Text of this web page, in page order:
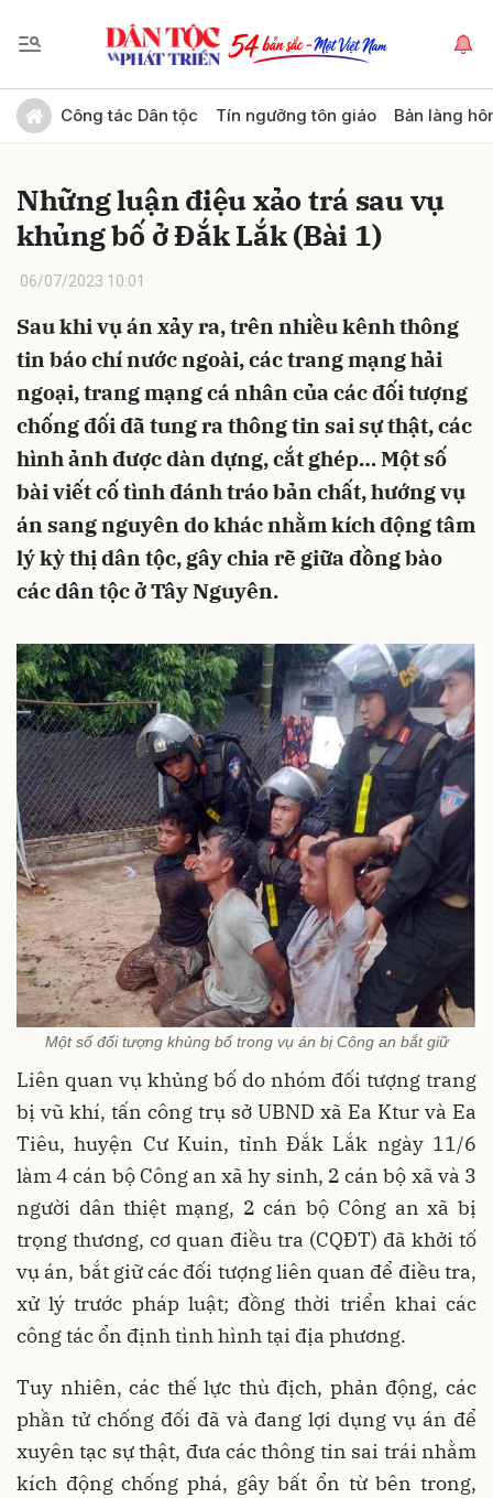
Công tác Dân tộc Tín ngưỡng tôn giáo Bản làng
Những luận điệu xảo trá sau vụ
khủng bố ở Đắk Lắk (Bài 1)
06/07/2023 10:01
Sau khi vụ án xảy ra, trên nhiều kênh thông
tin báo chí nước ngoài, các trang mạng hải
ngoại, trang mạng cá nhân của các đối tượng
chống đối đã tung ra thông tin sai sự thật, các
hình ảnh được dàn dựng, cắt ghép… Một số
bài viết cố tình đánh tráo bản chất, hướng vụ
án sang nguyên do khác nhằm kích động tâm
lý kỳ thị dân tộc, gây chia rẽ giữa đồng bào
các dân tộc ở Tây Nguyên.
Một số đối tượng khủng bố trong vụ án bị Công an bắt giữ
Liên quan vụ khủng bố do nhóm đối tượng trang
bị vũ khí, tấn công trụ sở UBND xã Ea Ktur và Ea
Tiêu, huyện Cư Kuin, tỉnh Đắk Lắk ngày 11/6
làm 4 cán bộ Công an xã hy sinh, 2 cán bộ xã và 3
người dân thiệt mạng, 2 cán bộ Công an xã bị
trọng thương, cơ quan điều tra (CQĐT) đã khởi tố
vụ án, bắt giữ các đối tượng liên quan để điều tra,
xử lý trước pháp luật; đồng thời triển khai các
công tác ổn định tình hình tại địa phương.
Tuy nhiên, các thế lực thù địch, phản động, các
phần tử chống đối đã và đang lợi dụng vụ án để
xuyên tạc sự thật, đưa các thông tin sai trái nhằm
kích động chống phá, gây bất ổn từ bên trong,
Gửi bình luận
Hủy Gửi